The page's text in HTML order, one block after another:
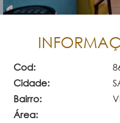
Cod:
Cidade:
Bairro:
Área: